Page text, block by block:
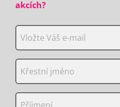
akcích?